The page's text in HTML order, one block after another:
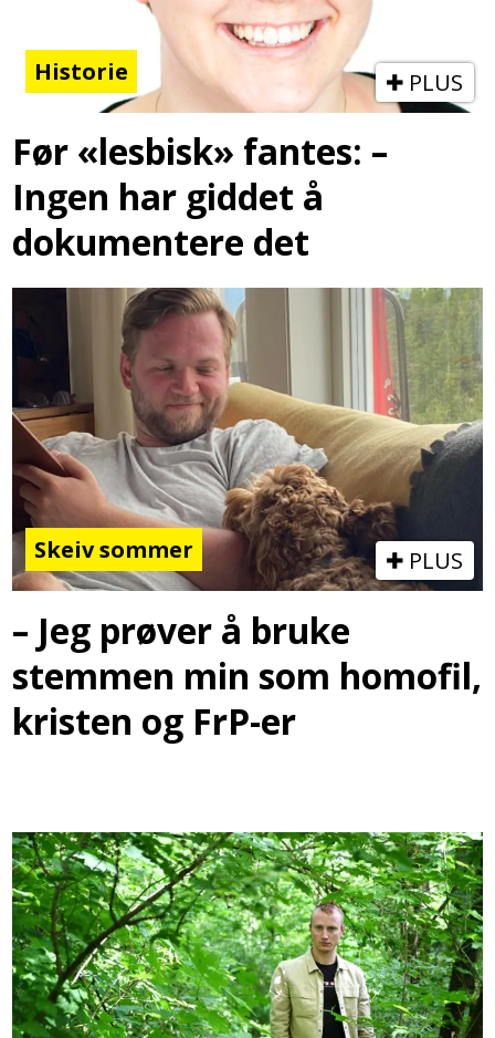
Historie PLUS
Før «lesbisk» fantes: –
Ingen har giddet å
dokumentere det
Skeiv sommer PLUS
– Jeg prøver å bruke
stemmen min som homofil,
kristen og FrP-er